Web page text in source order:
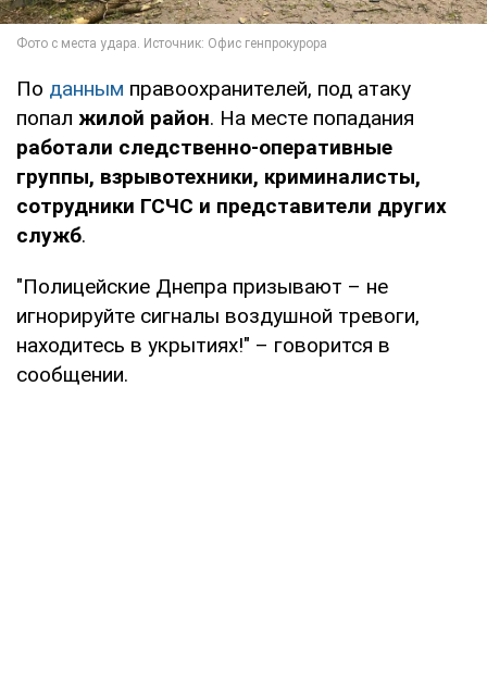
По данным правоохранителей, под атаку
попал жилой район. На месте попадания
работали следственно-оперативные
группы, взрывотехники, криминалисты,
сотрудники ГСЧС и представители других
служб.
"Полицейские Днепра призывают – не
игнорируйте сигналы воздушной тревоги,
находитесь в укрытиях!" – говорится в
сообщении.